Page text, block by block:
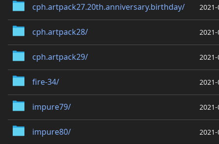
cph.artpack27.20th.anniversary.birthday/
cph.artpack28/
cph.artpack29/
fire-34/
impure79/
impure80/